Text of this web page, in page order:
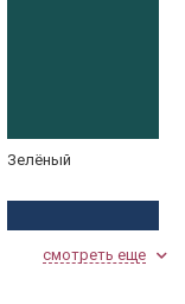
Зелёный
смотреть еще